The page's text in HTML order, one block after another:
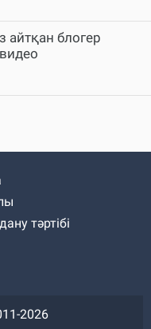
айтқан блогер
тәртібі
2026